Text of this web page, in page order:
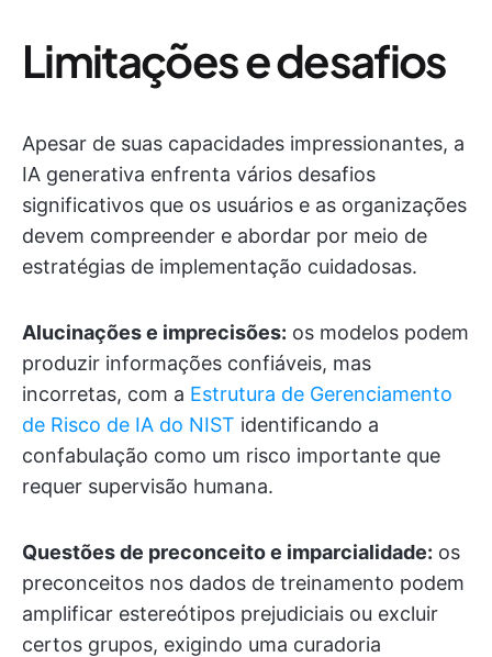
Limitações e desafios
Apesar de suas capacidades impressionantes, a
IA generativa enfrenta vários desafios
significativos que os usuários e as organizações
devem compreender e abordar por meio de
estratégias de implementação cuidadosas.
Alucinações e imprecisões: os modelos podem
produzir informações confiáveis, mas
incorretas, com a Estrutura de Gerenciamento
de Risco de IA do NIST identificando a
confabulação como um risco importante que
requer supervisão humana.
Questões de preconceito e imparcialidade: os
preconceitos nos dados de treinamento podem
amplificar estereótipos prejudiciais ou excluir
certos grupos, exigindo uma curadoria